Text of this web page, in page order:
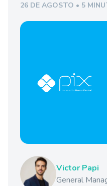
26 DE AGOSTO • 5
Victor Papi
General